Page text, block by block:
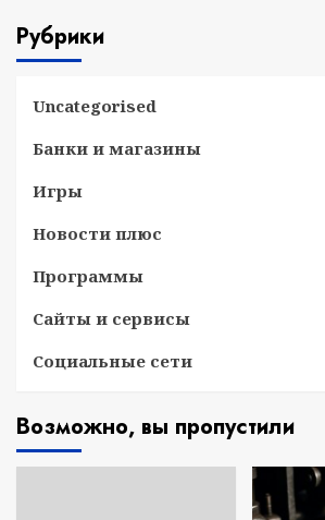
Рубрики
Uncategorised
Банки и магазины
Игры
Новости плюс
Программы
Сайты и сервисы
Социальные сети
Возможно, вы пропустили